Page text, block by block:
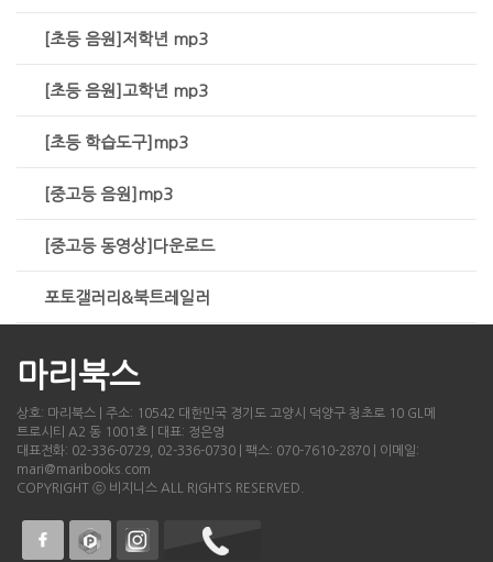
[초등 음원]저학년 mp3
[초등 음원]고학년 mp3
[초등 학습도구]mp3
[중고등 음원]mp3
[중고등 동영상]다운로드
포토갤러리&북트레일러
마리북스
상호: 마리북스 | 주소: 10542 대한민국 경기도 고양시 덕양구 청초로 10 GL메
트로시티 A2 동 1001호 | 대표: 정은영
대표전화: 02-336-0729, 02-336-0730 | 팩스: 070-7610-2870 | 이메일:
mari@maribooks.com
COPYRIGHT ⓒ 비지니스 ALL RIGHTS RESERVED.